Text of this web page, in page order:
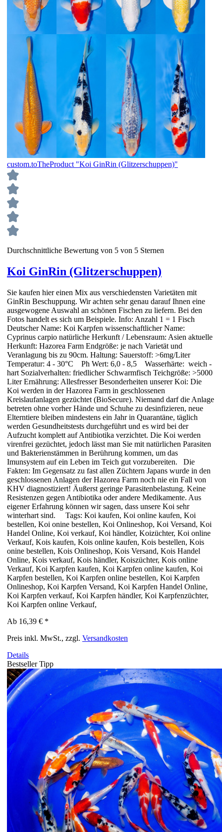
custom.toTheProduct "Koi GinRin (Glitzerschuppen)"
Durchschnittliche Bewertung von 5 von 5 Sternen
Koi GinRin (Glitzerschuppen)
Sie kaufen hier einen Mix aus verschiedensten Varietäten mit
GinRin Beschuppung. Wir achten sehr genau darauf Ihnen eine
ausgewogene Auswahl an schönen Fischen zu liefern. Bei den
Fotos handelt es sich um Beispiele. Info: Anzahl 1 = 1 Fisch
Deutscher Name: Koi Karpfen wissenschaftlicher Name:
Cyprinus carpio natürliche Herkunft / Lebensraum: Asien aktuelle
Herkunft: Hazorea Farm Endgröße: je nach Varietät und
Veranlagung bis zu 90cm. Haltung: Sauerstoff: >6mg/Liter
Temperatur: 4 - 30°C Ph Wert: 6,0 - 8,5 Wasserhärte: weich -
hart Sozialverhalten: friedlicher Schwarmfisch Teichgröße: >5000
Liter Ernährung: Allesfresser Besonderheiten unserer Koi: Die
Koi werden in der Hazorea Farm in geschlossenen
Kreislaufanlagen gezüchtet (BioSecure). Niemand darf die Anlage
betreten ohne vorher Hände und Schuhe zu desinfizieren, neue
Elterntiere bleiben mindestens ein Jahr in Quarantäne, täglich
werden Gesundheitstests durchgeführt und es wird bei der
Aufzucht komplett auf Antibiotika verzichtet. Die Koi werden
virenfrei gezüchtet, jedoch lässt man Sie mit natürlichen Parasiten
und Bakterienstämmen in Berührung kommen, um das
Imunsystem auf ein Leben im Teich gut vorzubereiten. Die
Fakten: Im Gegensatz zu fast allen Züchtern Japans wurde in den
geschlossenen Anlagen der Hazorea Farm noch nie ein Fall von
KHV diagnostiziert! Äußerst geringe Parasitenbelastung. Keine
Resistenzen gegen Antibiotika oder andere Medikamente. Aus
eigener Erfahrung können wir sagen, dass unsere Koi sehr
winterhart sind. Tags: Koi kaufen, Koi online kaufen, Koi
bestellen, Koi onine bestellen, Koi Onlineshop, Koi Versand, Koi
Handel Online, Koi verkauf, Koi händler, Koizüchter, Koi online
Verkauf, Kois kaufen, Kois online kaufen, Kois bestellen, Kois
onine bestellen, Kois Onlineshop, Kois Versand, Kois Handel
Online, Kois verkauf, Kois händler, Koiszüchter, Kois online
Verkauf, Koi Karpfen kaufen, Koi Karpfen online kaufen, Koi
Karpfen bestellen, Koi Karpfen online bestellen, Koi Karpfen
Onlineshop, Koi Karpfen Versand, Koi Karpfen Handel Online,
Koi Karpfen verkauf, Koi Karpfen händler, Koi Karpfenzüchter,
Koi Karpfen online Verkauf,
Ab 16,39 € *
Preis inkl. MwSt., zzgl. Versandkosten
Details
BestsellerTipp